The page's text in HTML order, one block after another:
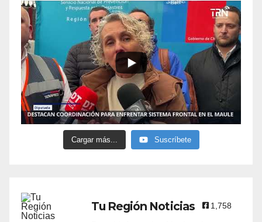
Cargar más... Suscríbete
Tu Región Noticias 1,758